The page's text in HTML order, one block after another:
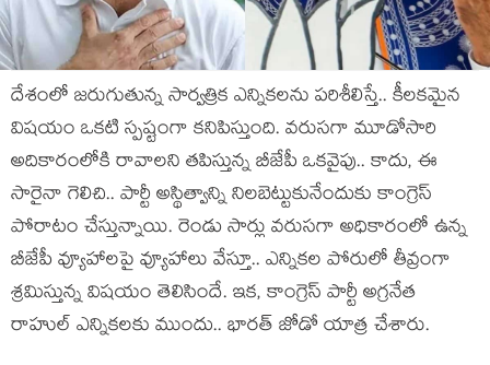
దేశంలో జ‌రుగుతున్న సార్వ‌త్రిక ఎన్నిక‌ల‌ను ప‌రిశీలిస్తే.. కీల‌క‌మైన
విష‌యం ఒక‌టి స్ప‌ష్టంగా క‌నిపిస్తుంది. వ‌రుస‌గా మూడోసారి
అదికారంలోకి రావాల‌ని త‌పిస్తున్న బీజేపీ ఒక‌వైపు.. కాదు, ఈ
సారైనా గెలిచి.. పార్టీ అస్థిత్వాన్ని నిల‌బెట్టుకునేందుకు కాంగ్రెస్
పోరాటం చేస్తున్నాయి. రెండు సార్లు వ‌రుస‌గా అధికారంలో ఉన్న
బీజేపీ వ్యూహాల‌పై వ్యూహాలు వేస్తూ.. ఎన్నిక‌ల పోరులో తీవ్రంగా
శ్ర‌మిస్తున్న విష‌యం తెలిసిందే. ఇక‌, కాంగ్రెస్ పార్టీ అగ్రనేత
రాహుల్ ఎన్నిక‌ల‌కు ముందు.. భార‌త్ జోడో యాత్ర చేశారు.